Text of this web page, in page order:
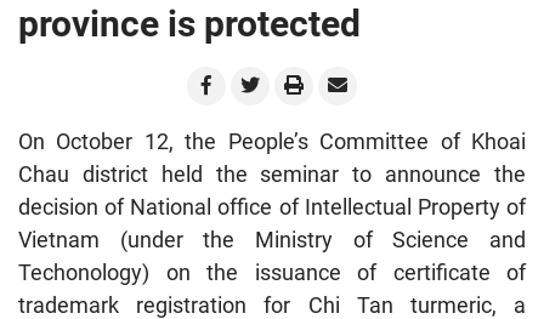
province is protected
On October 12, the People’s Committee of Khoai
Chau district held the seminar to announce the
decision of National office of Intellectual Property of
Vietnam (under the Ministry of Science and
Techonology) on the issuance of certificate of
trademark registration for Chi Tan turmeric, a